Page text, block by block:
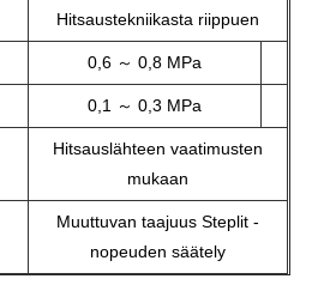
Hitsaustekniikasta riippuen
0,6 ～ 0,8 MPa
0,1 ～ 0,3 MPa
Hitsauslähteen vaatimusten
mukaan
Muuttuvan taajuus Steplit -
nopeuden säätely